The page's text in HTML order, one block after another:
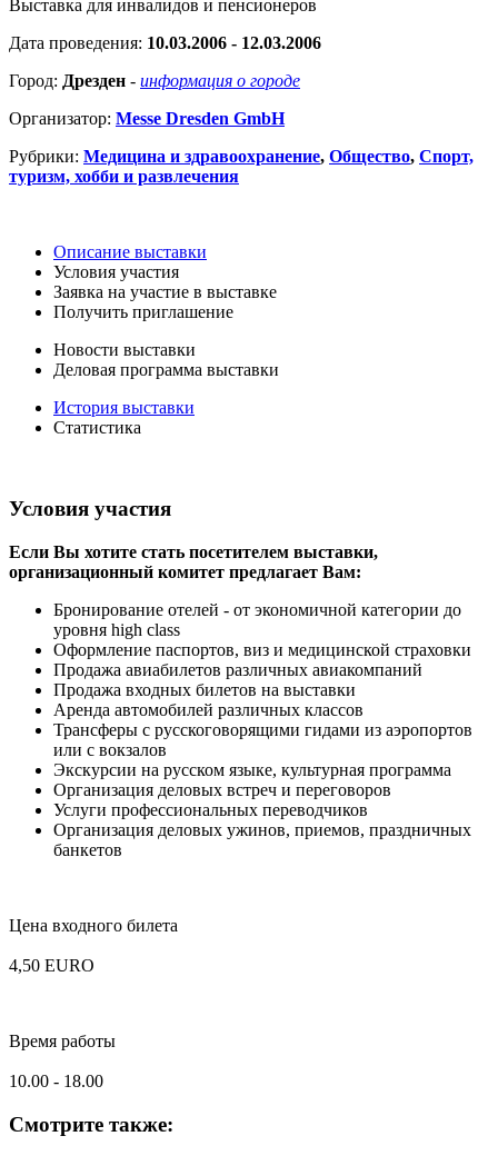
Выставка для инвалидов и пенсионеров
Дата проведения: 10.03.2006 - 12.03.2006
Город: Дрезден - информация о городе
Организатор: Messe Dresden GmbH
Рубрики: Медицина и здравоохранение, Общество, Спорт,
туризм, хобби и развлечения
Описание выставки
Условия участия
Заявка на участие в выставке
Получить приглашение
Новости выставки
Деловая программа выставки
История выставки
Статистика
Условия участия
Если Вы хотите стать посетителем выставки,
организационный комитет предлагает Вам:
Бронирование отелей - от экономичной категории до
уровня high class
Оформление паспортов, виз и медицинской страховки
Продажа авиабилетов различных авиакомпаний
Продажа входных билетов на выставки
Аренда автомобилей различных классов
Трансферы с русскоговорящими гидами из аэропортов
или с вокзалов
Экскурсии на русском языке, культурная программа
Организация деловых встреч и переговоров
Услуги профессиональных переводчиков
Организация деловых ужинов, приемов, праздничных
банкетов
Цена входного билета
4,50 EURO
Время работы
10.00 - 18.00
Смотрите также: